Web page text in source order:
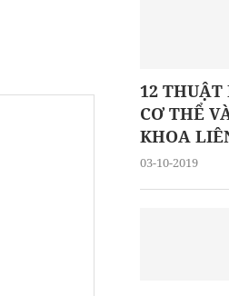
12 THUẬT
CƠ THỂ
KHOA
03-10-2019